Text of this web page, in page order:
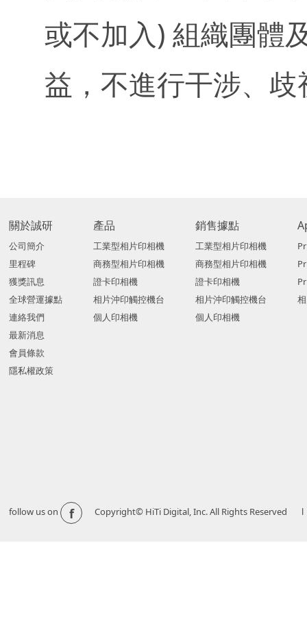
或不加入) 組織團體
益，不進行干涉、
關於誠研
公司簡介
里程碑
獲獎訊息
全球營運據點
連絡我們
最新消息
會員條款
隱私權政策
產品
工業型相片印相機
商務型相片印相機
證卡印相機
相片沖印觸控機台
個人印相機
銷售據點
工業型相片印相機
商務型相片印相機
證卡印相機
相片沖印觸控機台
個人印相機
follow us on f Copyright© HiTi Digital, Inc. All Rights Reserved l